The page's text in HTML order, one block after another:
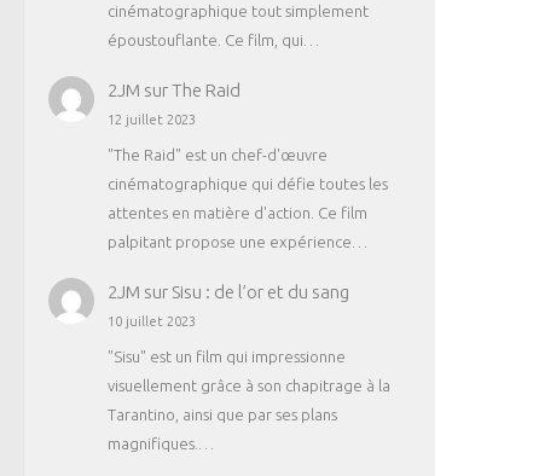
cinématographique tout simplement
époustouflante. Ce film, qui…
2JM surThe Raid
12 juillet 2023
"The Raid" est un chef-d'œuvre
cinématographique qui défie toutes les
attentes en matière d'action. Ce film
palpitant propose une expérience…
2JM sur Sisu : de l’or et du sang
10 juillet 2023
"Sisu" est un film qui impressionne
visuellement grâce à son chapitrage à la
Tarantino, ainsi que par ses plans
magnifiques.…